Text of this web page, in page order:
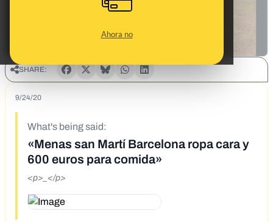
Ahora no
SHARE:
9/24/20
What's being said:
«Menas san Martí Barcelona ropa cara y
600 euros para comida»
<p>_</p>